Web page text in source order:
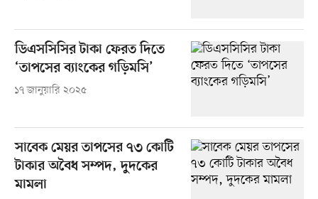
ডিএসসিসির টাকা ফেরত দিতে
‘তাপসের ব্যাংকের গড়িমসি’
১৭ জানুয়ারি ২০২৫
সাবেক মেয়র তাপসের ৭৩ কোটি
টাকার অবৈধ সম্পদ, দুদকের
মামলা